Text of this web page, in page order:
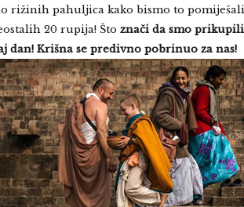
rižinih pahuljica kako bismo to pomiješali
20 rupija! Što znači da smo prikupili
dan! Krišna se predivno pobrinuo za nas!